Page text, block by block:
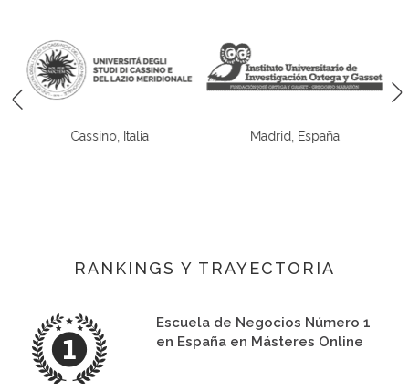
Cassino, Italia Madrid, España
RANKINGS Y TRAYECTORIA
Escuela de Negocios Número 1
en España en Másteres Online